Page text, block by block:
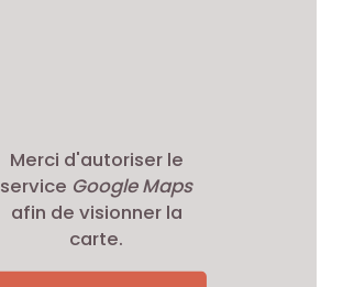
Merci d'autoriser le
service Google Maps
afin de visionner la
carte.